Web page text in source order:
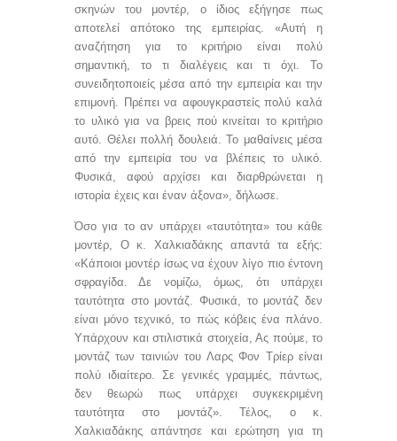
σκηνών του μοντέρ, ο ίδιος εξήγησε πως
αποτελεί απότοκο της εμπειρίας. «Αυτή η
αναζήτηση για το κριτήριο είναι πολύ
σημαντική, το τι διαλέγεις και τι όχι. Το
συνειδητοποιείς μέσα από την εμπειρία και την
επιμονή. Πρέπει να αφουγκραστείς πολύ καλά
το υλικό για να βρεις πού κινείται το κριτήριο
αυτό. Θέλει πολλή δουλειά. Το μαθαίνεις μέσα
από την εμπειρία του να βλέπεις το υλικό.
Φυσικά, αφού αρχίσει και διαρθρώνεται η
ιστορία έχεις και έναν άξονα», δήλωσε.
Όσο για το αν υπάρχει «ταυτότητα» του κάθε
μοντέρ, Ο κ. Χαλκιαδάκης απαντά τα εξής:
«Κάποιοι μοντέρ ίσως να έχουν λίγο πιο έντονη
σφραγίδα. Δε νομίζω, όμως, ότι υπάρχει
ταυτότητα στο μοντάζ. Φυσικά, το μοντάζ δεν
είναι μόνο τεχνικό, το πώς κόβεις ένα πλάνο.
Υπάρχουν και στιλιστικά στοιχεία, Ας πούμε, το
μοντάζ των ταινιών του Λαρς Φον Τρίερ είναι
πολύ ιδιαίτερο. Σε γενικές γραμμές, πάντως,
δεν θεωρώ πως υπάρχει συγκεκριμένη
ταυτότητα στο μοντάζ». Τέλος, ο κ.
Χαλκιαδάκης απάντησε και ερώτηση για τη